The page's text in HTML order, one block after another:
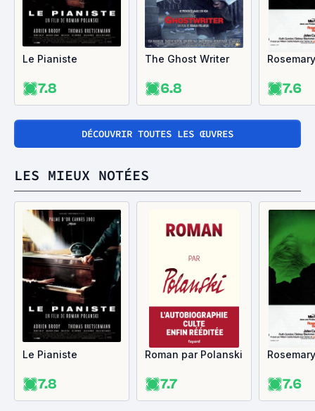
Le Pianiste
7.8
The Ghost Writer
6.8 7.6
DÉCOUVRIR TOUTES LES ŒUVRES
LES MIEUX NOTÉES
Le Pianiste
7.8
Roman par Polanski
7.7 7.6